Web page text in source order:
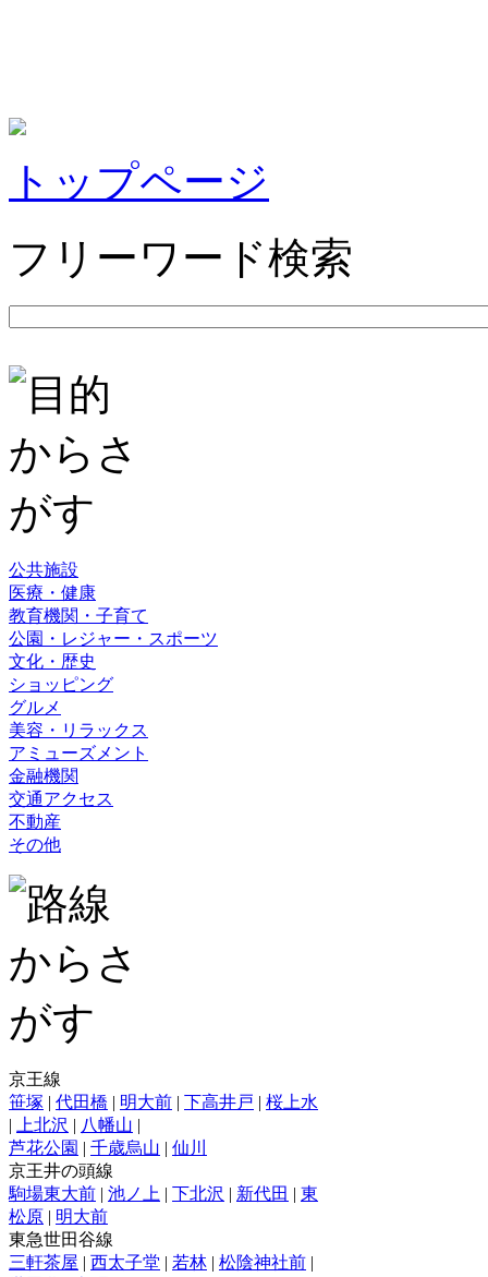
トップページ
フリーワード検索
公共施設
医療・健康
教育機関・子育て
公園・レジャー・スポーツ
文化・歴史
ショッピング
グルメ
美容・リラックス
アミューズメント
金融機関
交通アクセス
不動産
その他
京王線
笹塚 | 代田橋 | 明大前 | 下高井戸 | 桜上水
|
上北沢 | 八幡山 |
芦花公園 | 千歳烏山 | 仙川
京王井の頭線
駒場東大前 | 池ノ上 | 下北沢 | 新代田 | 東
松原 | 明大前
東急世田谷線
三軒茶屋 | 西太子堂 | 若林 | 松陰神社前 |